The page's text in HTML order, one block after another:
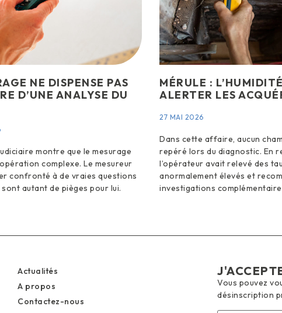
NE DISPENSE PAS
D’UNE ANALYSE DU
montre que le mesurage
complexe. Le mesureur
confronté à de vraies questions
autant de pièges pour lui.
MÉRULE :
ALERTER LES
27 MAI 2026
Dans cette affaire, aucun
repéré lors du diagnostic. En
l’opérateur avait relevé des
anormalement élevés et
investigations
Actualités
A propos
Contactez-nous
Vous pouvez
désinscription